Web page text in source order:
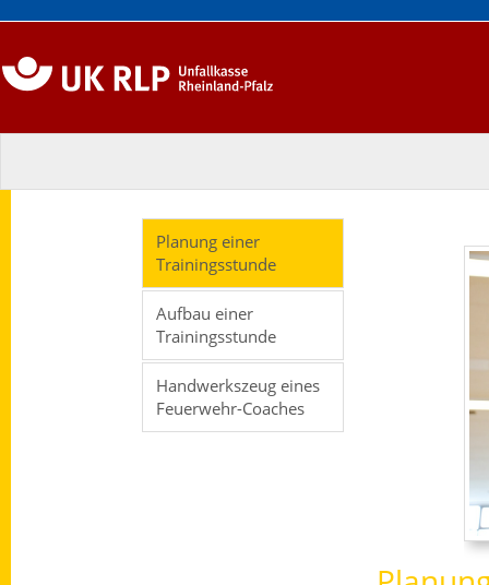
Planung einer
Trainingsstunde
Aufbau einer
Trainingsstunde
Handwerkszeug eines
Feuerwehr-Coaches